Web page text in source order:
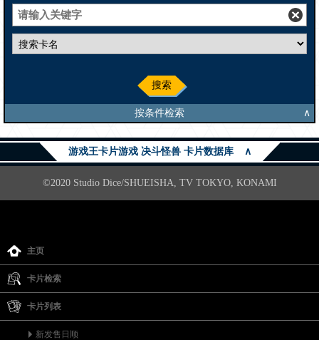
搜索
按条件检索 ∧
游戏王卡片游戏 决斗怪兽 卡片数据库 ∧
©2020 Studio Dice/SHUEISHA, TV TOKYO, KONAMI
主页
卡片检索
卡片列表
新发售日顺